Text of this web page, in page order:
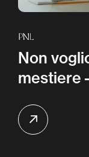
PNL
Non
mestiere